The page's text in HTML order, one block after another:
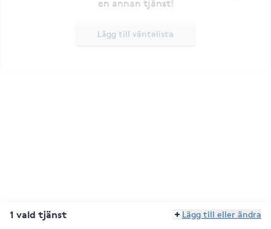
en annan tjänst!
Lägg till väntelista
1 vald tjänst Lägg till eller ändra